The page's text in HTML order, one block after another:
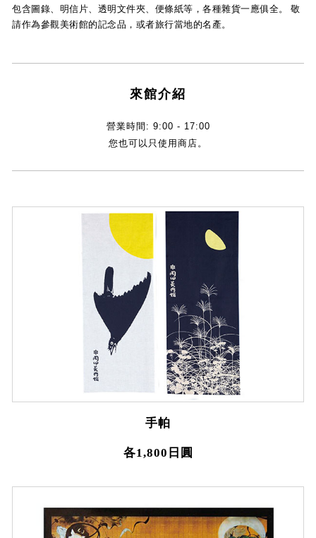
包含圖錄、明信片、透明文件夾、便條紙等，各種雜貨一應俱全。 敬
請作為參觀美術館的記念品，或者旅行當地的名產。
來館介紹
營業時間: 9:00 - 17:00
您也可以只使用商店。
手帕
各1,800日圓